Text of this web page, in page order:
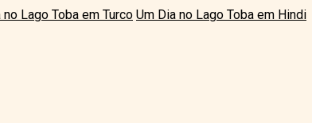
no Lago Toba em Turco Um Dia no Lago Toba em Hindi